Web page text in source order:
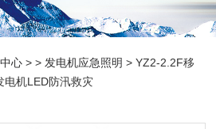
心 > > 发电机应急照明 > YZ2-2.2F移
电机LED防汛救灾